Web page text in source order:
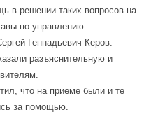
в решении таких вопросов на
по управлению
Геннадьевич Керов.
разъяснительную и
что на приеме были и те
за помощью.